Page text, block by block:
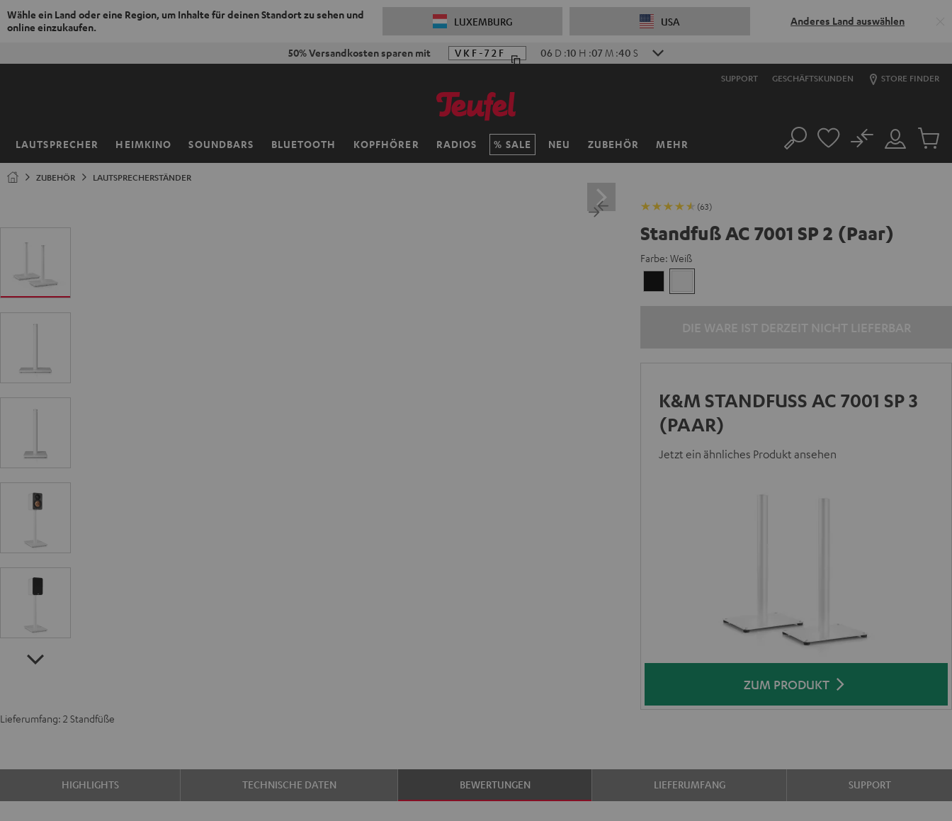
Wähle ein Land oder eine Region, um Inhalte für deinen Standort zu sehen und
online einzukaufen.
LUXEMBURG USA Anderes Land auswählen
50% Versandkosten sparen mit VKF-72F 06 D :10 H :07 M :39 S
SUPPORT GESCHÄFTSKUNDEN STORE FINDER
LAUTSPRECHER HEIMKINO SOUNDBARS BLUETOOTH KOPFHÖRER RADIOS SALE NEU ZUBEHÖR MEHR
Startseite Suche
Mein
Konto
No
Artikel
ZUBEHÖR LAUTSPRECHERSTÄNDER
(63)
Standfuß AC 7001 SP 2 (Paar)
Farbe: Weiß
K&M STANDFUSS AC 7001 SP 3 (
PAAR)
Jetzt ein ähnliches Produkt ansehen
ZUM PRODUKT
Lieferumfang: 2 Standfüße
HIGHLIGHTS TECHNISCHE DATEN BEWERTUNGEN LIEFERUMFANG SUPPORT